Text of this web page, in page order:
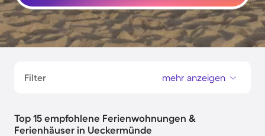
Filter mehr anzeigen
Top 15 empfohlene Ferienwohnungen &
Ferienhäuser in Ueckermünde